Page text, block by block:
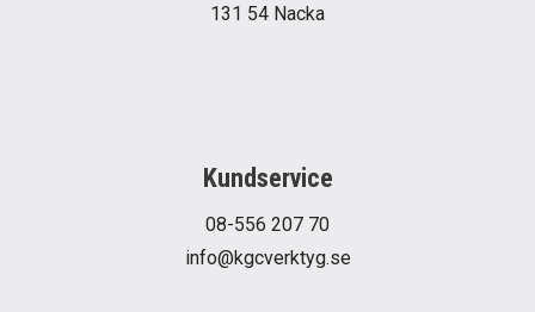
131 54 Nacka
Kundservice
08-556 207 70
info@kgcverktyg.se